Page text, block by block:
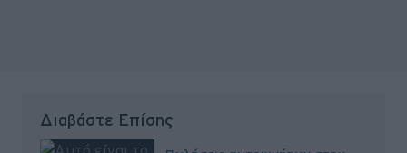
Διαβάστε Επίσης